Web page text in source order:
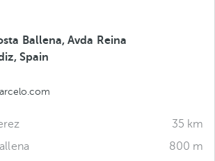
Ballena, Avda Reina
Spain
35 km
800 m